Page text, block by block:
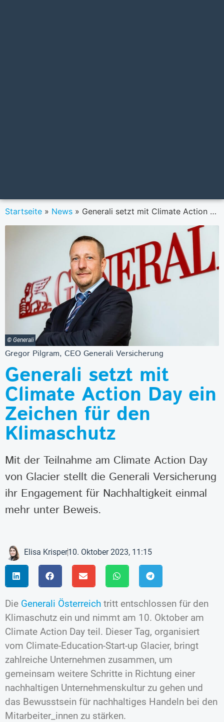
Startseite » News » Generali setzt mit Climate Action Day ein Zeichen für den Klimaschutz
© Generali
Gregor Pilgram, CEO Generali Versicherung
Generali setzt mit
Climate Action Day ein
Zeichen für den
Klimaschutz
Mit der Teilnahme am Climate Action Day
von Glacier stellt die Generali Versicherung
ihr Engagement für Nachhaltigkeit einmal
mehr unter Beweis.
Elisa Krisper10. Oktober 2023, 11:15
Die Generali Österreich tritt entschlossen für den
Klimaschutz ein und nimmt am 10. Oktober am
Climate Action Day teil. Dieser Tag, organisiert
vom Climate-Education-Start-up Glacier, bringt
zahlreiche Unternehmen zusammen, um
gemeinsam weitere Schritte in Richtung einer
nachhaltigen Unternehmenskultur zu gehen und
das Bewusstsein für nachhaltiges Handeln bei den
Mitarbeiter_innen zu stärken.